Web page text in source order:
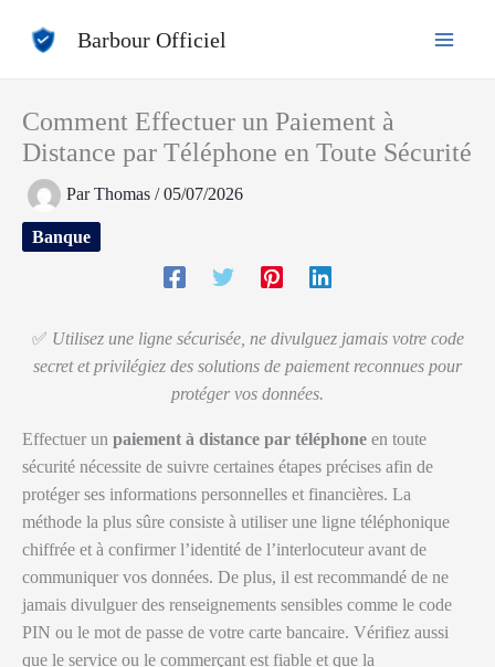
Barbour Officiel
Comment Effectuer un Paiement à
Distance par Téléphone en Toute Sécurité
ParThomas /05/07/2026
Banque
✅ Utilisez une ligne sécurisée, ne divulguez jamais votre code
secret et privilégiez des solutions de paiement reconnues pour
protéger vos données.
Effectuer un paiement à distance par téléphone en toute
sécurité nécessite de suivre certaines étapes précises afin de
protéger ses informations personnelles et financières. La
méthode la plus sûre consiste à utiliser une ligne téléphonique
chiffrée et à confirmer l’identité de l’interlocuteur avant de
communiquer vos données. De plus, il est recommandé de ne
jamais divulguer des renseignements sensibles comme le code
PIN ou le mot de passe de votre carte bancaire. Vérifiez aussi
que le service ou le commerçant est fiable et que la